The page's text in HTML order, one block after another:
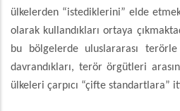
ülkelerden “istediklerini” elde etmek
olarak kullandıkları ortaya
bu bölgelerde uluslararası
davrandıkları, terör örgütleri
ülkeleri çarpıcı “çifte standartlara”